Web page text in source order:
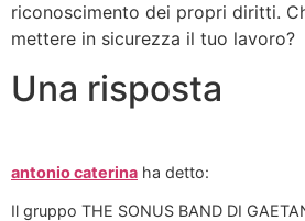
riconoscimento dei propri diritti.
mettere in sicurezza il tuo lavoro?
Una risposta
antonio caterina ha detto:
Il gruppo THE SONUS BAND DI